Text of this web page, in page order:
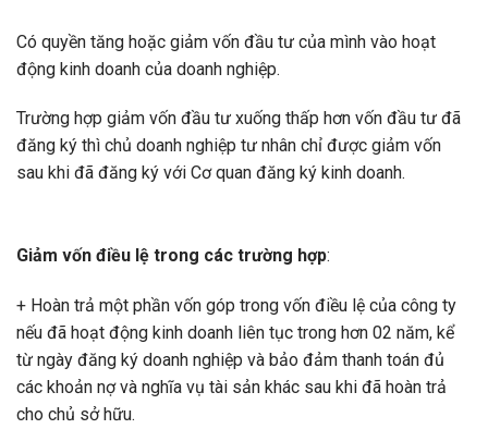
Có quyền tăng hoặc giảm vốn đầu tư của mình vào hoạt
động kinh doanh của doanh nghiệp.
Trường hợp giảm vốn đầu tư xuống thấp hơn vốn đầu tư đã
đăng ký thì chủ doanh nghiệp tư nhân chỉ được giảm vốn
sau khi đã đăng ký với Cơ quan đăng ký kinh doanh.
Giảm vốn điều lệ trong các trường hợp:
+ Hoàn trả một phần vốn góp trong vốn điều lệ của công ty
nếu đã hoạt động kinh doanh liên tục trong hơn 02 năm, kể
từ ngày đăng ký doanh nghiệp và bảo đảm thanh toán đủ
các khoản nợ và nghĩa vụ tài sản khác sau khi đã hoàn trả
cho chủ sở hữu.